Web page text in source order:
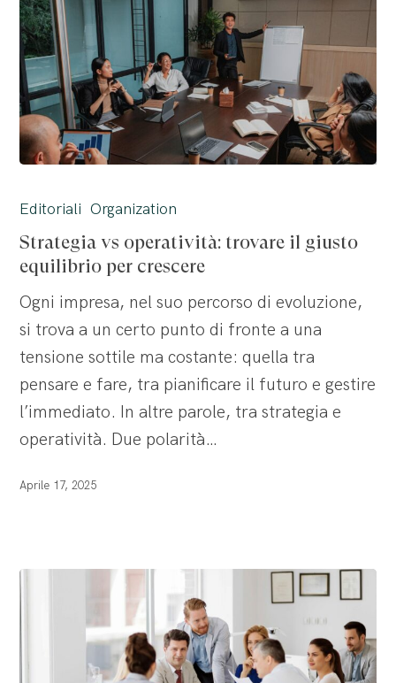
vs
operatività:
trovare
giusto
equilibrio
per
crescere
Editoriali Organization
Strategia vs operatività: trovare il giusto
equilibrio per crescere
Ogni impresa, nel suo percorso di evoluzione,
si trova a un certo punto di fronte a una
tensione sottile ma costante: quella tra
pensare e fare, tra pianificare il futuro e gestire
l’immediato. In altre parole, tra strategia e
operatività. Due polarità…
Aprile 17, 2025